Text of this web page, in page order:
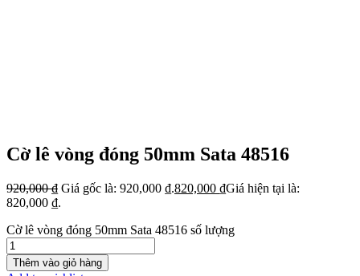
Cờ lê vòng đóng 50mm Sata 48516
920,000₫ Giá gốc là: 920,000 ₫.820,000 ₫Giá hiện tại là:
820,000 ₫.
Cờ lê vòng đóng 50mm Sata 48516 số lượng
Thêm vào giỏ hàng